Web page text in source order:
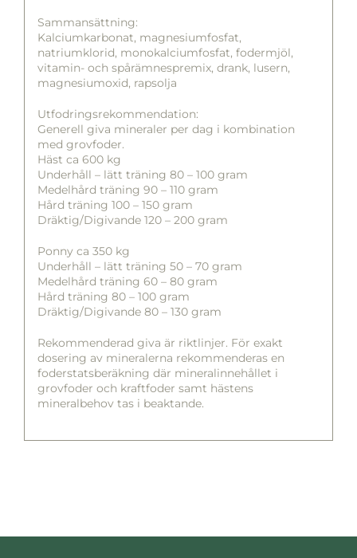
Sammansättning:
Kalciumkarbonat, magnesiumfosfat,
natriumklorid, monokalciumfosfat, fodermjöl,
vitamin- och spårämnespremix, drank, lusern,
magnesiumoxid, rapsolja
Utfodringsrekommendation:
Generell giva mineraler per dag i kombination
med grovfoder.
Häst ca 600 kg
Underhåll – lätt träning 80 – 100 gram
Medelhård träning 90 – 110 gram
Hård träning 100 – 150 gram
Dräktig/Digivande 120 – 200 gram
Ponny ca 350 kg
Underhåll – lätt träning 50 – 70 gram
Medelhård träning 60 – 80 gram
Hård träning 80 – 100 gram
Dräktig/Digivande 80 – 130 gram
Rekommenderad giva är riktlinjer. För exakt
dosering av mineralerna rekommenderas en
foderstatsberäkning där mineralinnehållet i
grovfoder och kraftfoder samt hästens
mineralbehov tas i beaktande.